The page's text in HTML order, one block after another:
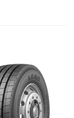
verifică
echipa
a plasa